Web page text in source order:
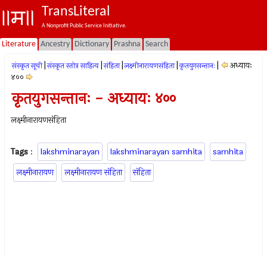
TransLiteral
A Nonprofit Public Service Initiative.
Literature Ancestry Dictionary Prashna Search
संस्कृत सूची संस्कृत स्तोत्र साहित्य संहिता लक्ष्मीनारायणसंहिता कृतयुगसन्तानः
अध्यायः
४००
कृतयुगसन्तानः - अध्यायः ४००
लक्ष्मीनारायणसंहिता
Tags : lakshminarayan lakshminarayan samhita
samhita
लक्ष्मीनारायण
लक्ष्मीनारायण संहिता संहिता